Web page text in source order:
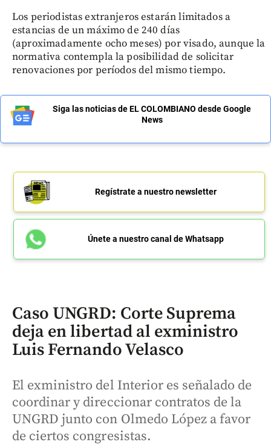
Los periodistas extranjeros estarán limitados a
estancias de un máximo de 240 días
(aproximadamente ocho meses) por visado, aunque la
normativa contempla la posibilidad de solicitar
renovaciones por períodos del mismo tiempo.
Siga las noticias de EL COLOMBIANO desde Google
News
Regístrate a nuestro newsletter
Únete a nuestro canal de Whatsapp
Caso UNGRD: Corte Suprema
deja en libertad al exministro
Luis Fernando Velasco
El exministro del Interior es señalado de
coordinar y direccionar contratos de la
UNGRD junto con Olmedo López a favor
de ciertos congresistas.